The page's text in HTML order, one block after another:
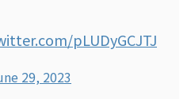
pLUDyGCJTJ
29, 2023